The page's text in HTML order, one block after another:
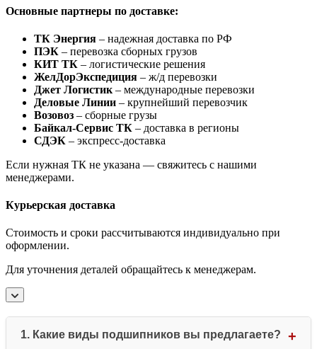
Основные партнеры по доставке:
ТК Энергия – надежная доставка по РФ
ПЭК – перевозка сборных грузов
КИТ ТК – логистические решения
ЖелДорЭкспедиция – ж/д перевозки
Джет Логистик – международные перевозки
Деловые Линии – крупнейший перевозчик
Возовоз – сборные грузы
Байкал-Сервис ТК – доставка в регионы
СДЭК – экспресс-доставка
Если нужная ТК не указана — свяжитесь с нашими
менеджерами.
Курьерская доставка
Стоимость и сроки рассчитываются индивидуально при
оформлении.
Для уточнения деталей обращайтесь к менеджерам.
1. Какие виды подшипников вы предлагаете?